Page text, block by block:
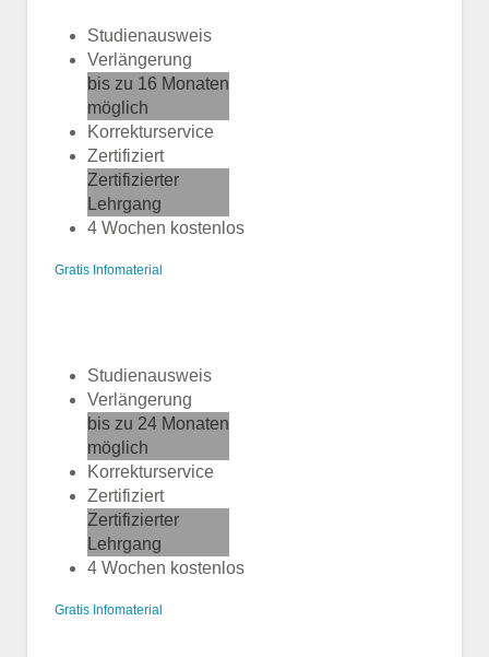
Studienausweis
Verlängerung
bis zu 16 Monaten
möglich
Korrekturservice
Zertifiziert
Zertifizierter
Lehrgang
4 Wochen kostenlos
Gratis Infomaterial
Studienausweis
Verlängerung
bis zu 24 Monaten
möglich
Korrekturservice
Zertifiziert
Zertifizierter
Lehrgang
4 Wochen kostenlos
Gratis Infomaterial